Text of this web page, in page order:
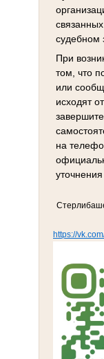
судебном
При
том, что
или
исходят
на
https://